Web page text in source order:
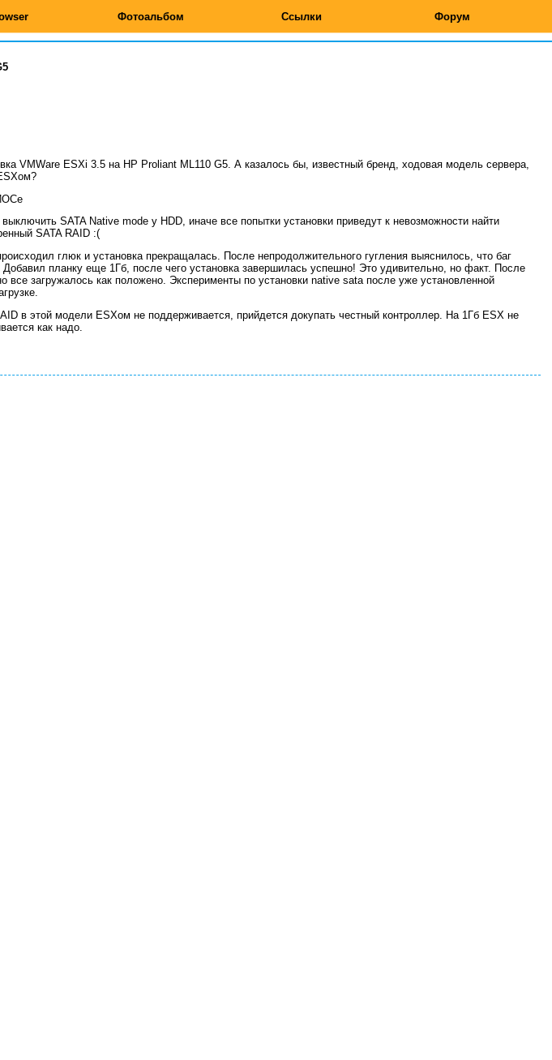
Фотоальбом Ссылки Форум
VMWare ESXi 3.5 на HP Proliant ML110 G5. А казалось бы, известный бренд, ходовая модель сервера,
SATA Native mode у HDD, иначе все попытки установки приведут к невозможности найти
SATA RAID :(
глюк и установка прекращалась. После непродолжительного гугления выяснилось, что баг
Добавил планку еще 1Гб, после чего установка завершилась успешно! Это удивительно, но факт. После
все загружалось как положено. Эксперименты по установки native sata после уже установленной
в этой модели ESXом не поддерживается, прийдется докупать честный контроллер. На 1Гб ESX не
как надо.